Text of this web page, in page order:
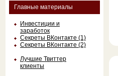
Главные материалы
Инвестиции и
заработок
Секреты ВКонтакте (1)
Секреты ВКонтакте (2)
Лучшие Твиттер
клиенты